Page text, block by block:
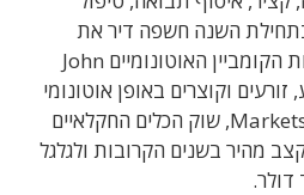
בתחילת השנה חשפה דיר את
משפחת הטרקטורים ומכונות הקומביין האוטונומיים John
אוטונומי
לחלוטין. על פי Markets&Markets, שוק הכלים החקלאיים
מהיר בשנים הקרובות ולגלגל